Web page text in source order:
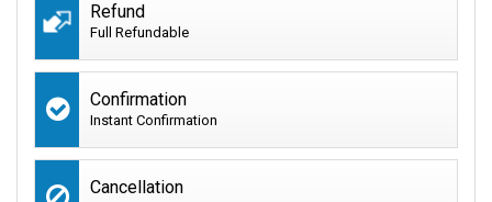
Refund
Full Refundable
Confirmation
Instant Confirmation
Cancellation